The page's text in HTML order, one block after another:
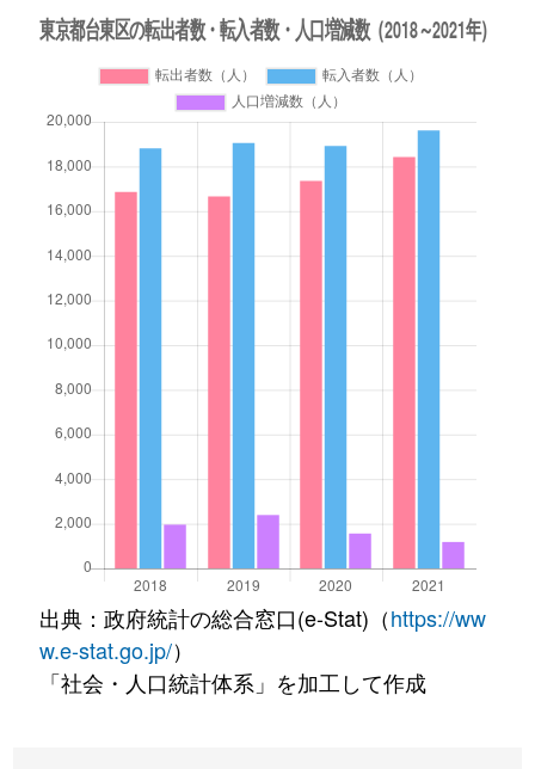
出典：政府統計の総合窓口(e-Stat)（https://ww
w.e-stat.go.jp/）
「社会・人口統計体系」を加工して作成